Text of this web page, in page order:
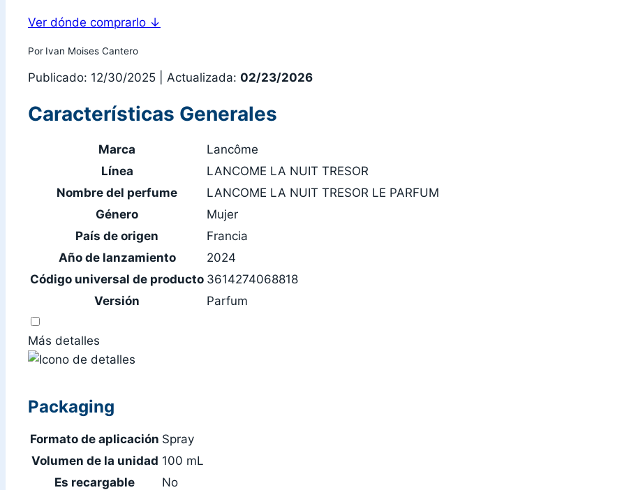
Ver dónde comprarlo ↓
Por Ivan Moises Cantero
Publicado: 12/30/2025 Actualizada: 02/23/2026
Características Generales
Marca
Lancôme
Línea
LANCOME LA NUIT TRESOR
Nombre del perfume
LANCOME LA NUIT TRESOR LE PARFUM
Género
Mujer
País de origen
Francia
Año de lanzamiento
2024
Código universal de producto 3614274068818
Versión
Parfum
Más detalles
Packaging
Formato de aplicación Spray
Volumen de la unidad 100 mL
Es recargable
No